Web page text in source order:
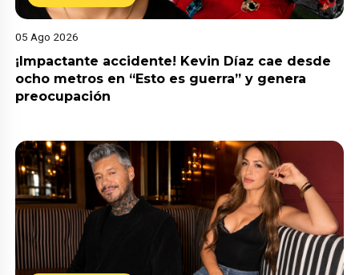
05 Ago 2026
¡Impactante accidente! Kevin Díaz cae desde
ocho metros en “Esto es guerra” y genera
preocupación